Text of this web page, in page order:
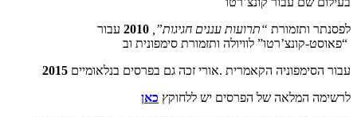
לפסנתר ותזמורת “תרועות עננים חגיגות”, 2010 עבור
“פאוסט-קונצ’רטו” לוויולה ותזמורת סימפונית וב
2015 עבור הסימפוניה הקאמרית .אורי זכה גם בפרסים בנלאומיים
לרשימה המלאה של הפרסים יש ללחוקץ כאן